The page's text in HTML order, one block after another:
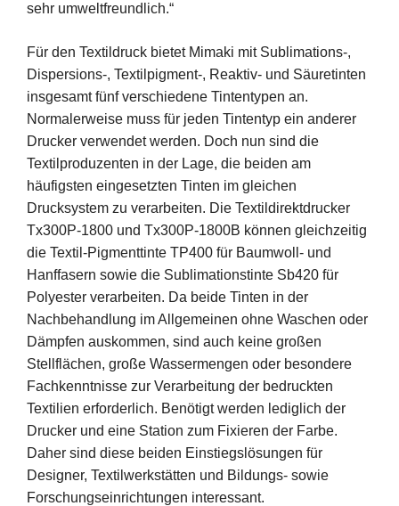
sehr umweltfreundlich.“
Für den Textildruck bietet Mimaki mit Sublimations-,
Dispersions-, Textilpigment-, Reaktiv- und Säuretinten
insgesamt fünf verschiedene Tintentypen an.
Normalerweise muss für jeden Tintentyp ein anderer
Drucker verwendet werden. Doch nun sind die
Textilproduzenten in der Lage, die beiden am
häufigsten eingesetzten Tinten im gleichen
Drucksystem zu verarbeiten. Die Textildirektdrucker
Tx300P-1800 und Tx300P-1800B können gleichzeitig
die Textil-Pigmenttinte TP400 für Baumwoll- und
Hanffasern sowie die Sublimationstinte Sb420 für
Polyester verarbeiten. Da beide Tinten in der
Nachbehandlung im Allgemeinen ohne Waschen oder
Dämpfen auskommen, sind auch keine großen
Stellflächen, große Wassermengen oder besondere
Fachkenntnisse zur Verarbeitung der bedruckten
Textilien erforderlich. Benötigt werden lediglich der
Drucker und eine Station zum Fixieren der Farbe.
Daher sind diese beiden Einstiegslösungen für
Designer, Textilwerkstätten und Bildungs- sowie
Forschungseinrichtungen interessant.